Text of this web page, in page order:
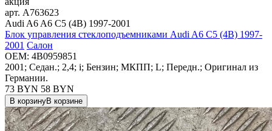
арт. A763623
Audi A6 A6 C5 (4B) 1997-2001
Блок управления стеклоподъемниками Audi A6 C5 (4B) 1997-
2001 Салон
OEM: 4B0959851
2001; Седан.; 2,4; i; Бензин; МКПП; L; Передн.; Оригинал из
Германии.
73 BYN 58 BYN
В корзинуВ корзине